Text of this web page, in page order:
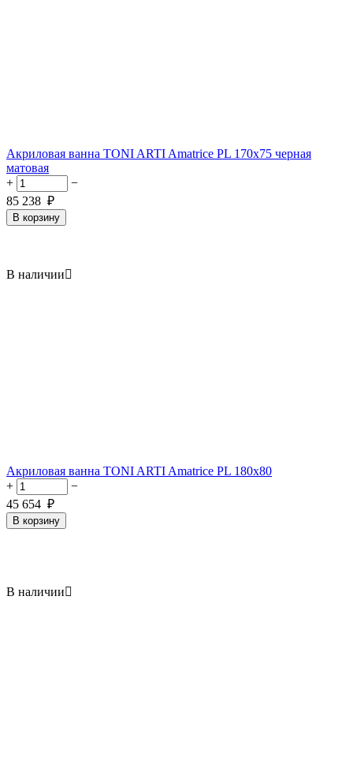
Акриловая ванна TONI ARTI Amatrice PL 170x75 черная
матовая
+
−
85 238 ₽
В корзину
В наличии
Акриловая ванна TONI ARTI Amatrice PL 180x80
+
−
45 654 ₽
В корзину
В наличии